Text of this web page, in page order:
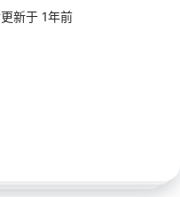
新于 1年前